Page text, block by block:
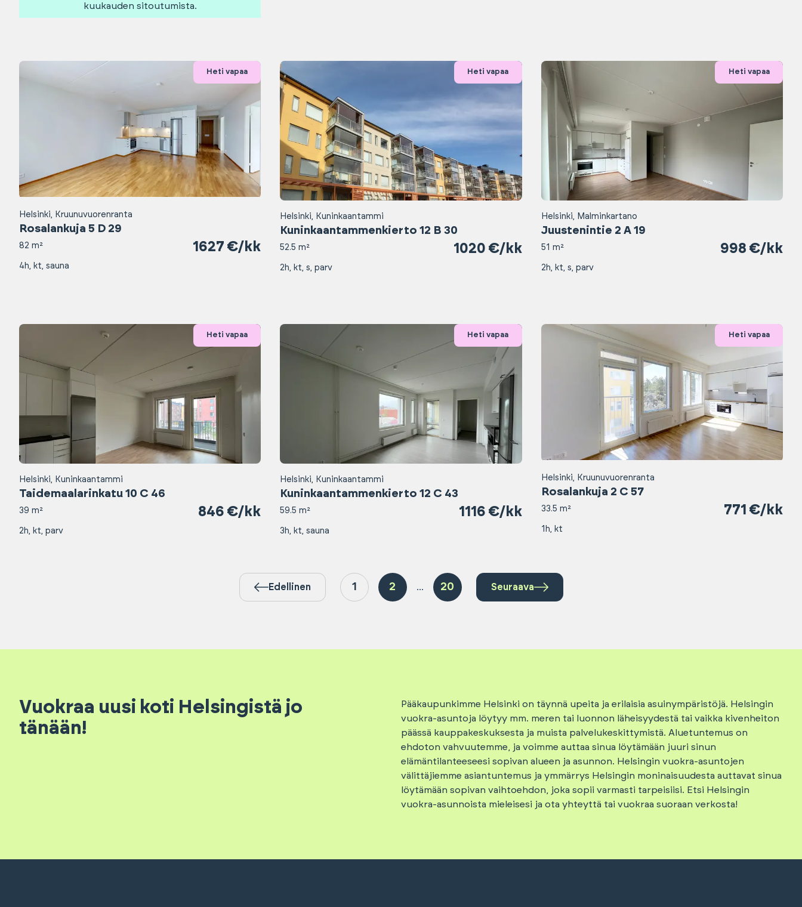
kuukauden sitoutumista.
Heti vapaa
Helsinki, Kruunuvuorenranta
Rosalankuja 5 D 29
82 m² 1627 €/kk
4h, kt, sauna
Heti vapaa
Helsinki, Kuninkaantammi
Kuninkaantammenkierto 12 B 30
52.5 m² 1020 €/kk
2h, kt, s, parv
Heti vapaa
Helsinki, Malminkartano
Juustenintie 2 A 19
51 m² 998 €/kk
2h, kt, s, parv
Heti vapaa
Helsinki, Kuninkaantammi
Taidemaalarinkatu 10 C 46
39 m² 846 €/kk
2h, kt, parv
Heti vapaa
Helsinki, Kuninkaantammi
Kuninkaantammenkierto 12 C 43
59.5 m² 1116 €/kk
3h, kt, sauna
Heti vapaa
Helsinki, Kruunuvuorenranta
Rosalankuja 2 C 57
33.5 m² 771 €/kk
1h, kt
Edellinen 1 2 ... 20 Seuraava
Vuokraa uusi koti Helsingistä jo
tänään!
Pääkaupunkimme Helsinki on täynnä upeita ja erilaisia asuinympäristöjä. Helsingin
vuokra-asuntoja löytyy mm. meren tai luonnon läheisyydestä tai vaikka kivenheiton
päässä kauppakeskuksesta ja muista palvelukeskittymistä. Aluetuntemus on
ehdoton vahvuutemme, ja voimme auttaa sinua löytämään juuri sinun
elämäntilanteeseesi sopivan alueen ja asunnon. Helsingin vuokra-asuntojen
välittäjiemme asiantuntemus ja ymmärrys Helsingin moninaisuudesta auttavat sinua
löytämään sopivan vaihtoehdon, joka sopii varmasti tarpeisiisi. Etsi Helsingin
vuokra-asunnoista mieleisesi ja ota yhteyttä tai vuokraa suoraan verkosta!